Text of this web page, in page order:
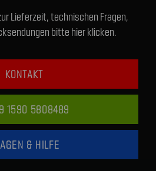
Lieferzeit, technischen Fragen,
bitte hier klicken.
KONTAKT
1590 5808489
& HILFE